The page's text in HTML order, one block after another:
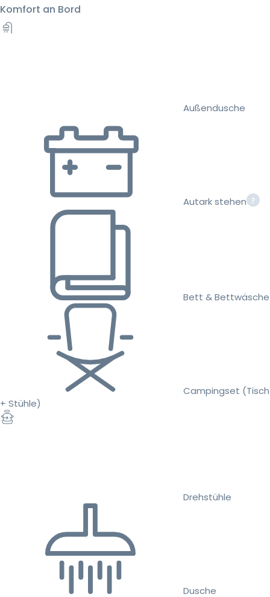
Komfort an Bord
Außendusche
Autark stehen
Bett & Bettwäsche
Campingset (Tisch
+ Stühle)
Drehstühle
Dusche